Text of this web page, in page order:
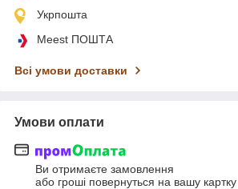
Укрпошта
Meest ПОШТА
Всі умови доставки
Умови оплати
Ви отримаєте замовлення
або гроші повернуться на вашу картку